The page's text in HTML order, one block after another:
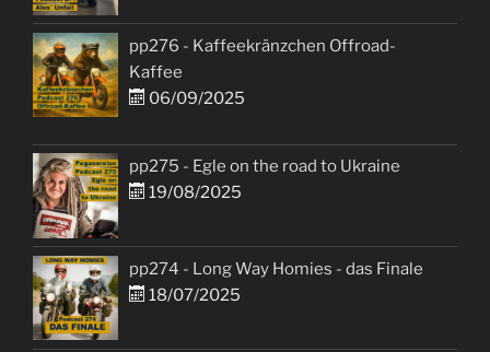
pp276 - Kaffeekränzchen Offroad-
Kaffee
06/09/2025
pp275 - Egle on the road to Ukraine
19/08/2025
pp274 - Long Way Homies - das Finale
18/07/2025